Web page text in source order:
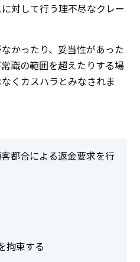
対して行う理不尽なクレー
かったり、妥当性があった
識の範囲を超えたりする場
くカスハラとみなされま
都合による返金要求を行
拘束する